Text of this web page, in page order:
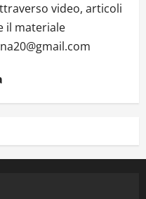
video, articoli
il materiale